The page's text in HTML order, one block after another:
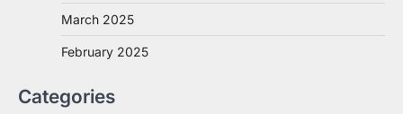
March 2025
February 2025
Categories